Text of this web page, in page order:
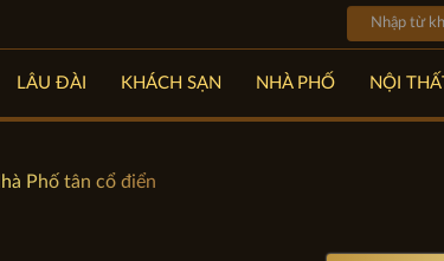
LÂU ĐÀI KHÁCH SẠN NHÀ PHỐ NỘI
Phố tân cổ điển